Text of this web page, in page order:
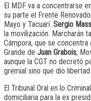
El MDF va a concentrarse
su parte el Frente
Mayo y Tacuarí. Sergio
la movilización. Marcharán
Cámpora, que se
Grande de Juan Grabois,
aunque la CGT no decretó
gremial sino que dio
El Tribunal Oral en lo
domiciliaria para la ex